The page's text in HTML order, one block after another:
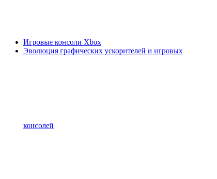
Игровые консоли Xbox
Эволюция графических ускорителей и игровых
консолей